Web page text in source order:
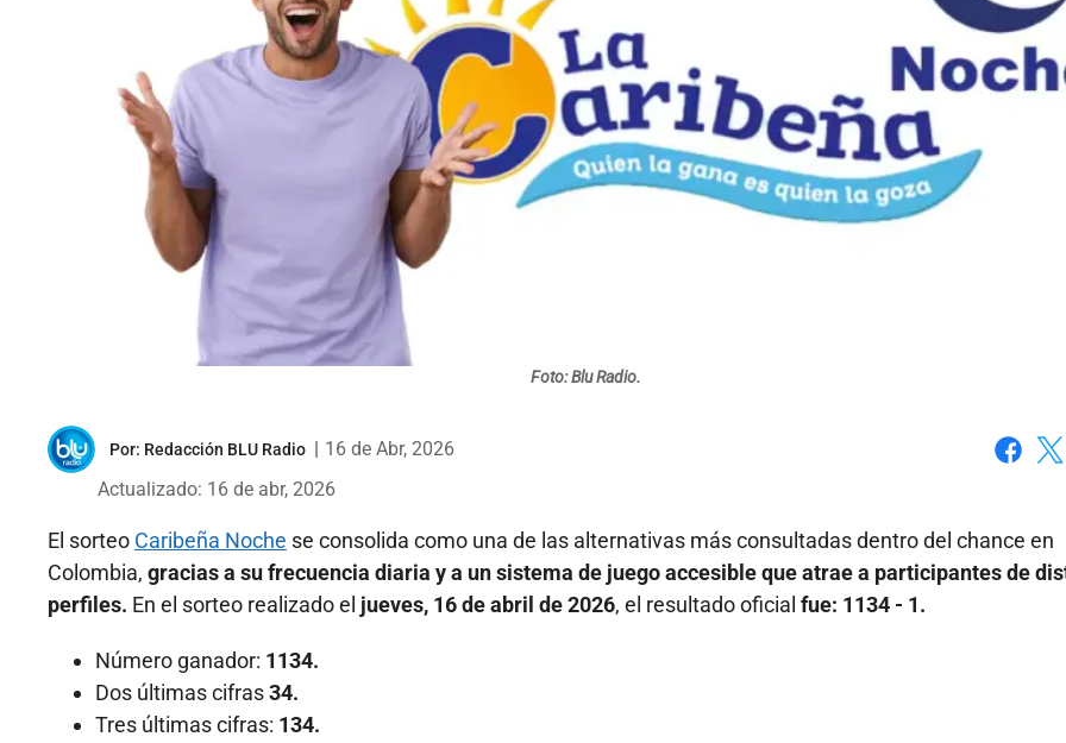
Foto: Blu Radio.
Por: Redacción BLU Radio
16 de Abr, 2026
Actualizado: 16 de abr, 2026
El sorteo Caribeña Noche se consolida como una de las alternativas más consultadas dentro del chance en
Colombia, gracias a su frecuencia diaria y a un sistema de juego accesible que atrae a participantes de
perfiles. En el sorteo realizado el jueves, 16 de abril de 2026, el resultado oficial fue: 1134 - 1.
Número ganador: 1134.
Dos últimas cifras34.
Tres últimas cifras: 134.